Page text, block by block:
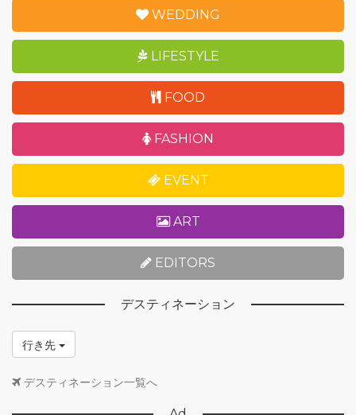
WEDDING
LIFESTYLE
FOOD
FASHION
EVENT
ART
EDITORS
デスティネーション
行き先
デスティネーション一覧へ